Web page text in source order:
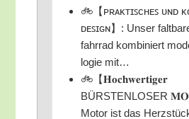
🚲【ᴘʀᴀᴋᴛɪꜱᴄʜᴇꜱ ᴜɴᴅ
ᴅᴇꜱɪɢɴ】: Unser
fahr­rad kom­bi­niert
lo­gie mit…
🚲【𝐇𝐨𝐜𝐡𝐰𝐞𝐫𝐭𝐢𝐠𝐞𝐫
BÜRSTENLOSER
Motor ist das